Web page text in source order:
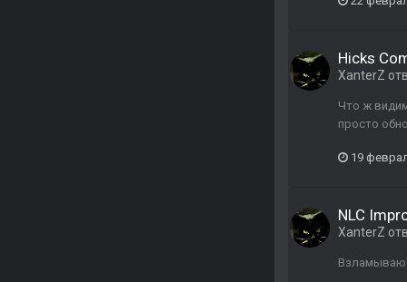
Hicks
XanterZ
Что ж
просто
19
NLC
XanterZ